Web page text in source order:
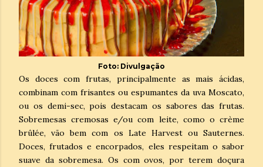
Foto: Divulgação
Os doces com frutas, principalmente as mais ácidas,
combinam com frisantes ou espumantes da uva Moscato,
ou os demi-sec, pois destacam os sabores das frutas.
Sobremesas cremosas e/ou com leite, como o crème
brûlée, vão bem com os Late Harvest ou Sauternes.
Doces, frutados e encorpados, eles respeitam o sabor
suave da sobremesa. Os com ovos, por terem doçura